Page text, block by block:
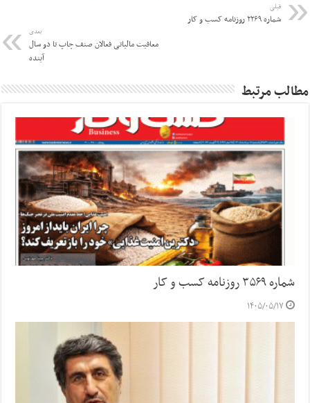
قبلی
شماره ۲۲۶۹ روزنامه کسب و کار
بعدی
معافیت مالیاتی فعالان صنف چاپ تا دو سال
آینده
مطالب مرتبط
شماره ۳۵۶۹ روزنامه کسب و کار
۱۴۰۵/۰۵/۱۷